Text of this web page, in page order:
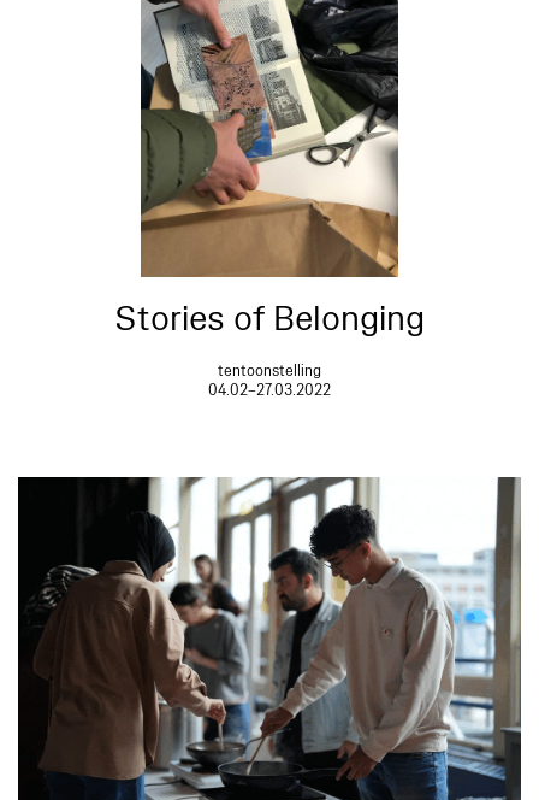
Stories of Belonging
tentoonstelling
04.02–27.03.2022